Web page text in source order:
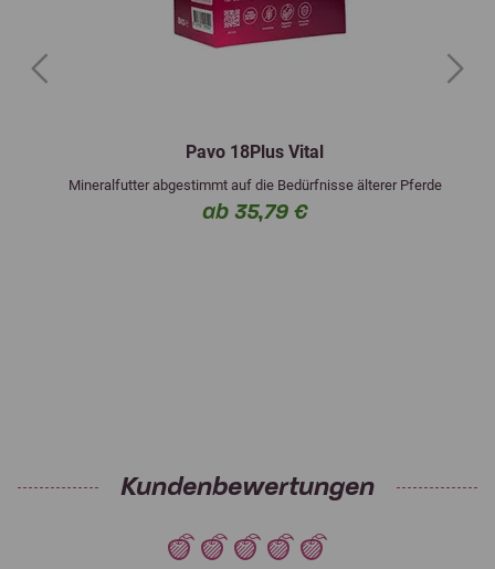
Pavo 18Plus Vital
Mineralfutter abgestimmt auf die Bedürfnisse älterer Pferde
ab 35,79 €
Previous Next
Kundenbewertungen